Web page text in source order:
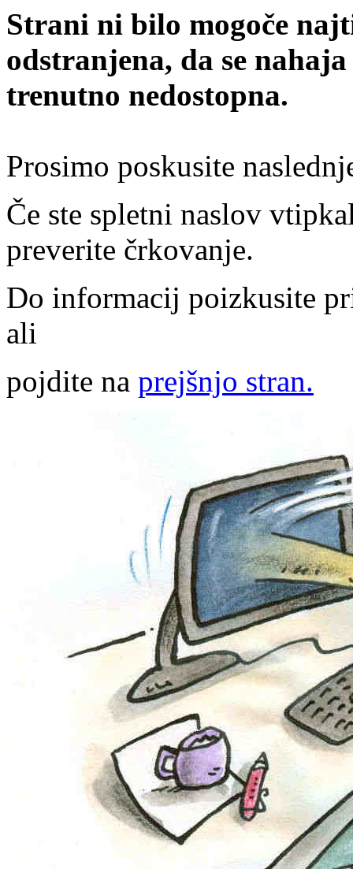
Strani ni bilo mogoče
odstranjena, da se
trenutno nedostopna.
Prosimo poskusite
Če ste spletni naslov
preverite črkovanje.
Do informacij poizkusite
ali
pojdite na prejšnjo stran.